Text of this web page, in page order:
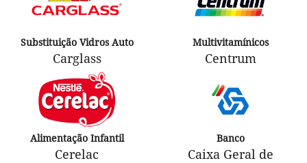
Substituição Vidros Auto
Carglass
Multivitamínicos
Centrum
Alimentação Infantil
Cerelac
Banco
Caixa Geral de